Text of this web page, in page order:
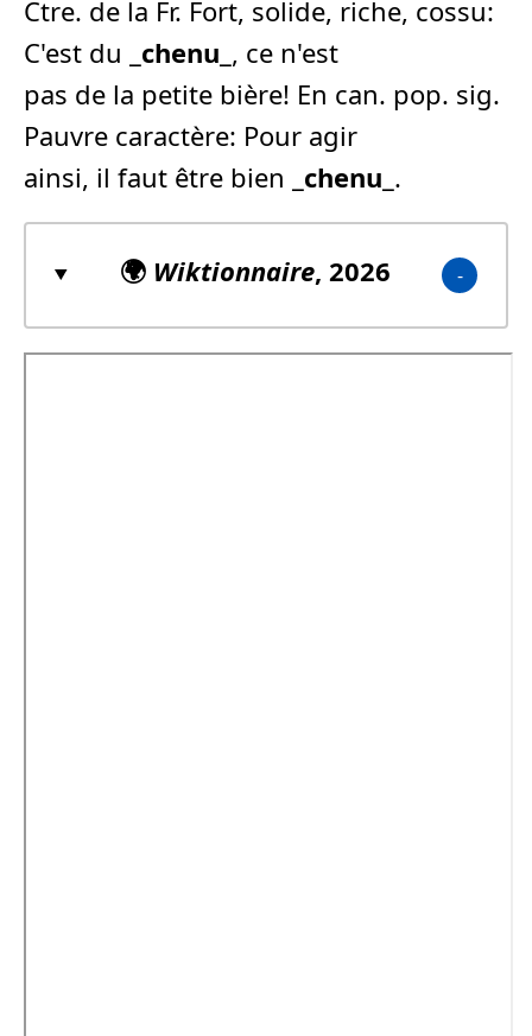
Ctre. de la Fr. Fort, solide, riche, cossu:
C'est du _ chenu _, ce n'est
pas de la petite bière! En can. pop. sig.
Pauvre caractère: Pour agir
ainsi, il faut être bien _ chenu _.
🌍 Wiktionnaire, 2026